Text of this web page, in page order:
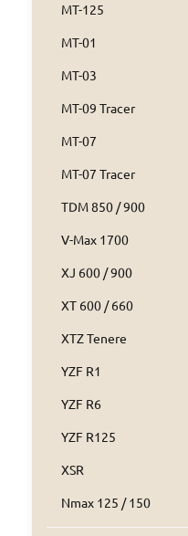
MT-125
MT-01
MT-03
MT-09 Tracer
MT-07
MT-07 Tracer
TDM 850 / 900
V-Max 1700
XJ 600 / 900
XT 600 / 660
XTZ Tenere
YZF R1
YZF R6
YZF R125
XSR
Nmax 125 / 150